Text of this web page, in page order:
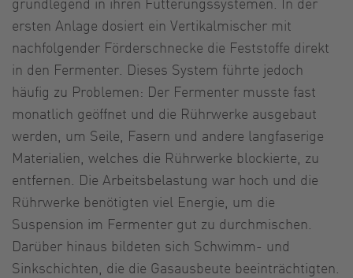
ersten Anlage dosiert ein Vertikalmischer mit
nachfolgender Förderschnecke die Feststoffe direkt
in den Fermenter. Dieses System führte jedoch
häufig zu Problemen: Der Fermenter musste fast
monatlich geöffnet und die Rührwerke ausgebaut
werden, um Seile, Fasern und andere langfaserige
Materialien, welches die Rührwerke blockierte, zu
entfernen. Die Arbeitsbelastung war hoch und die
Rührwerke benötigten viel Energie, um die
Suspension im Fermenter gut zu durchmischen.
Darüber hinaus bildeten sich Schwimm- und
Sinkschichten, die die Gasausbeute beeinträchtigten.